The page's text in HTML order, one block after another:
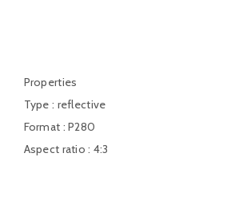
Properties
Type : reflective
Format : P280
Aspect ratio : 4:3